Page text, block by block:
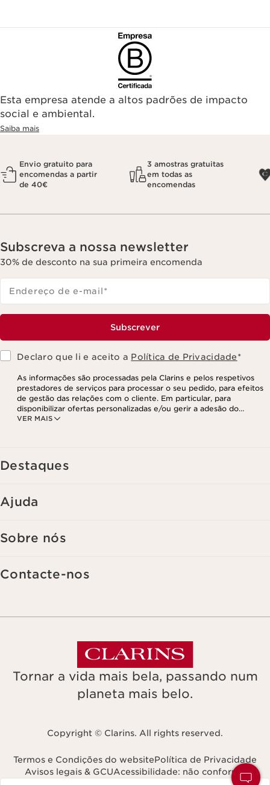
Esta empresa atende a altos padrões de impacto
social e ambiental.
Saiba mais
Envio gratuito para
encomendas a partir
de 40€
3 amostras gratuitas
em todas as
encomendas
Subscreva a nossa newsletter
30% de desconto na sua primeira encomenda
Endereço de e-mail*
Subscrever
Declaro que li e aceito a Política de Privacidade*
VER MAIS
As informações são processadas pela Clarins e pelos respetivos
prestadores de serviços para processar o seu pedido, para efeitos
de gestão das relações com o cliente. Em particular, para
disponibilizar ofertas personalizadas e/ou gerir a adesão do
utilizador ao nosso programa de fidelização e para criar o seu
as suas informações, assim como o direito de se opor e impedir o
respetivo processamento. Poderá exercer este direito,
Destaques
Ajuda
Sobre nós
Contacte-nos
Tornar a vida mais bela, passando num
planeta mais belo.
Copyright © Clarins. All rights reserved.
Termos e Condições do websitePolítica de Privacidade
Avisos legais & GCUAcessibilidade: não conforme
Navega para